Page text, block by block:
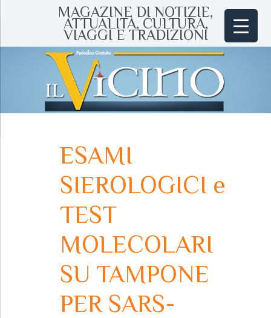
MAGAZINE DI NOTIZIE,
ATTUALITÀ, CULTURA,
VIAGGI E TRADIZIONI
ESAMI
SIEROLOGICI e
TEST
MOLECOLARI
SU TAMPONE
PER SARS-